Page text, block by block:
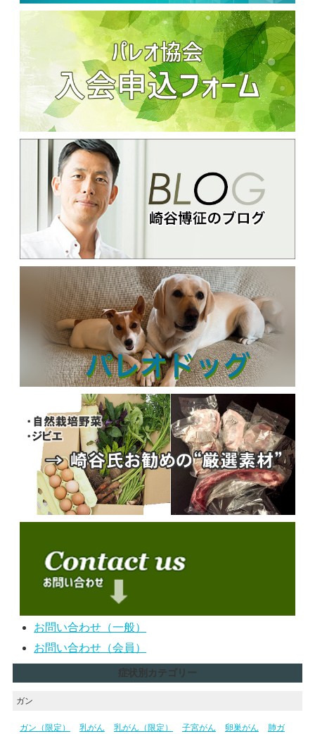
お問い合わせ（一般）
お問い合わせ（会員）
症状別カテゴリー
ガン
ガン（限定） 乳がん 乳がん（限定） 子宮がん 卵巣がん
肺ガ